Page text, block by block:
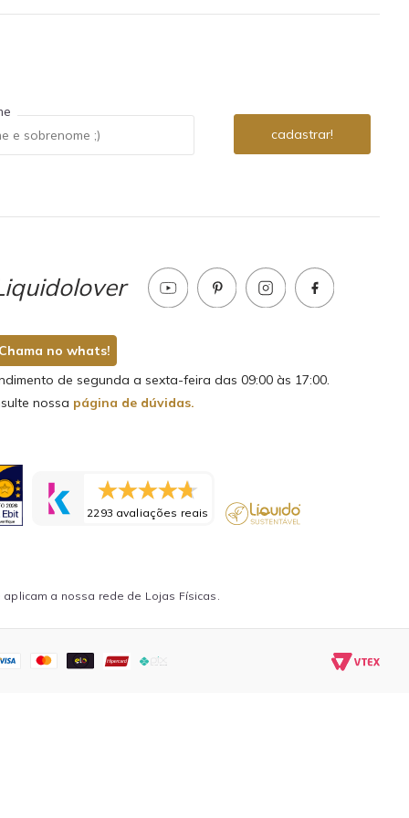
Chama no whats!
de segunda a sexta-feira das 09:00 às 17:00.
nossa página de dúvidas.
2293 avaliações reais
a nossa rede de Lojas Físicas.